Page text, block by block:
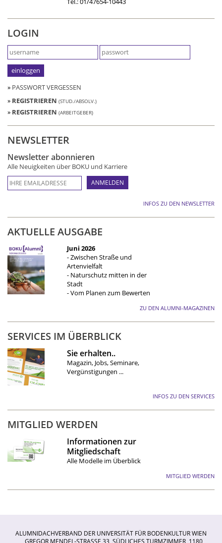
LOGIN
» PASSWORT VERGESSEN
» REGISTRIEREN (STUD./ABSOLV.)
» REGISTRIEREN (ARBEITGEBER)
NEWSLETTER
Newsletter abonnieren
Alle Neuigkeiten über BOKU und Karriere
INFOS ZU DEN NEWSLETTER
AKTUELLE AUSGABE
Juni 2026
- Zwischen Straße und
Artenvielfalt
- Naturschutz mitten in der
Stadt
- Vom Planen zum Bewerten
ZU DEN ALUMNI-MAGAZINEN
SERVICES IM ÜBERBLICK
Sie erhalten..
Magazin, Jobs, Seminare,
Vergünstigungen ...
INFOS ZU DEN SERVICES
MITGLIED WERDEN
Informationen zur
Mitgliedschaft
Alle Modelle im Überblick
MITGLIED WERDEN
ALUMNIDACHVERBAND DER UNIVERSITÄT FÜR BODENKULTUR WIEN
GREGOR MENDEL-STRASSE 33, SÜDLICHES TURMZIMMER, 1180 W